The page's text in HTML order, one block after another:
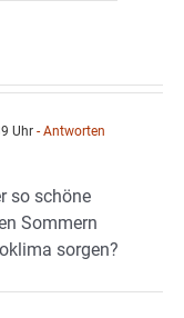
Uhr - Antworten
so schöne
Sommern
sorgen?